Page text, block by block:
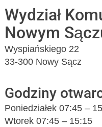
Wydział
Nowym
Wyspiańskiego 22
33-300 Nowy Sącz
Godziny
Poniedziałek 07:45 –
Wtorek 07:45 – 15:15